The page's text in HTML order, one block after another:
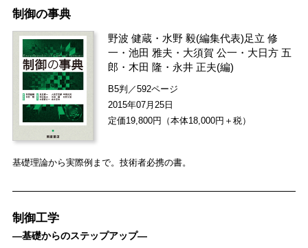
制御の事典
野波 健蔵 ・ 水野 毅(編集代表)足立 修
一 ・池田 雅夫 ・ 大須賀 公一 ・ 大日方 五
郎 ・ 木田 隆 ・ 永井 正夫(編)
B5判／592ページ
2015年07月25日
定価19,800円（本体18,000円＋税）
基礎理論から実際例まで。技術者必携の書。
制御工学
―基礎からのステップアップ―